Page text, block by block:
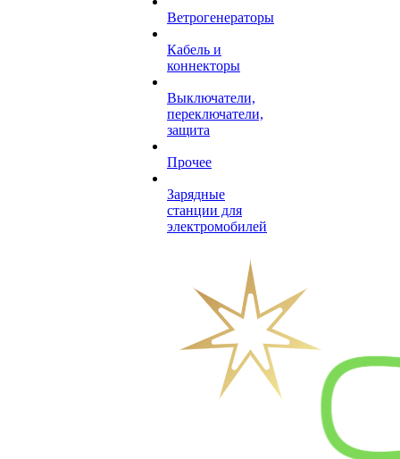
Ветрогенераторы
Кабель и
коннекторы
Выключатели,
переключатели,
защита
Прочее
Зарядные
станции для
электромобилей